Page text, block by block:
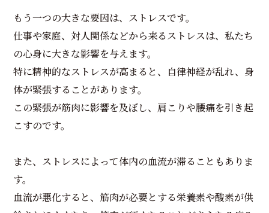
もう一つの大きな要因は、ストレスです。
仕事や家庭、対人関係などから来るストレスは、私たち
の心身に大きな影響を与えます。
特に精神的なストレスが高まると、自律神経が乱れ、身
体が緊張することがあります。
この緊張が筋肉に影響を及ぼし、肩こりや腰痛を引き起
こすのです。
また、ストレスによって体内の血流が滞ることもありま
す。
血流が悪化すると、筋肉が必要とする栄養素や酸素が供